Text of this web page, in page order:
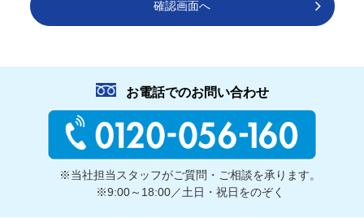
確認画面へ
お電話でのお問い合わせ
※当社担当スタッフがご質問・ご相談を承ります。
※9:00～18:00／土日・祝日をのぞく